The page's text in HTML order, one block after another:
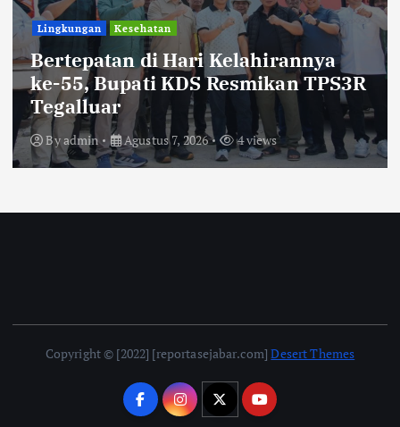
Lingkungan Kesehatan
Bertepatan di Hari Kelahirannya
ke-55, Bupati KDS Resmikan TPS3R
Tegalluar
Byadmin Agustus 7, 2026 4 views
Copyright © [2022] [reportasejabar.com]Desert Themes